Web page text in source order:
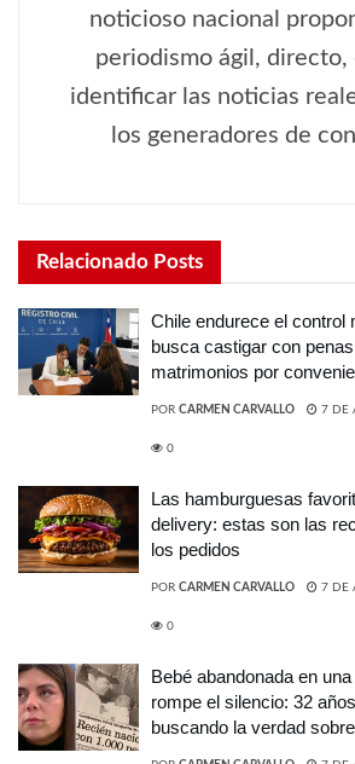
noticioso nacional
periodismo ágil, directo,
identificar las noticias
los generadores de
Relacionado Posts
Chile endurece el control
busca castigar con
matrimonios por
POR CARMEN CARVALLO 7 DE
0
Las hamburguesas
delivery: estas son las
los pedidos
POR CARMEN CARVALLO 7 DE
0
Bebé abandonada en
rompe el silencio: 32
buscando la verdad